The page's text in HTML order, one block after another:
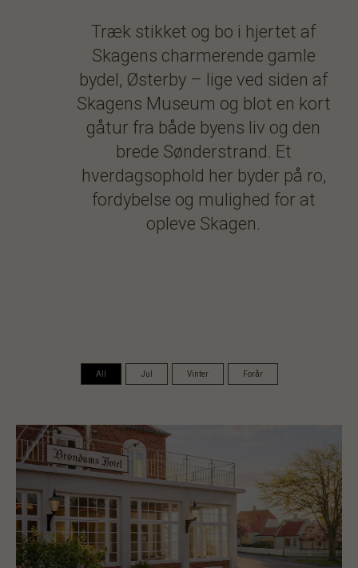
Træk stikket og bo i hjertet af
Skagens charmerende gamle
bydel, Østerby – lige ved siden af
Skagens Museum og blot en kort
gåtur fra både byens liv og den
brede Sønderstrand. Et
hverdagsophold her byder på ro,
fordybelse og mulighed for at
opleve Skagen.
All Jul Vinter Forår